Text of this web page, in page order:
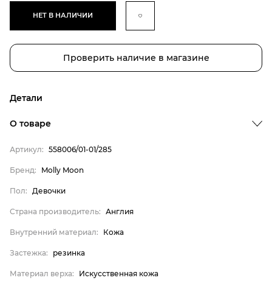
НЕТ В НАЛИЧИИ
Проверить наличие в магазине
Детали
Страна производитель
Внутренний материал
Застежка
Материал верха
Материал подкладки
Материал подошвы
Molly Moon
О товаре
Артикул: 558006/01-01/285
Бренд: Molly Moon
Пол: Девочки
Страна производитель: Англия
Внутренний материал: Кожа
Застежка: резинка
Материал верха: Искусственная кожа